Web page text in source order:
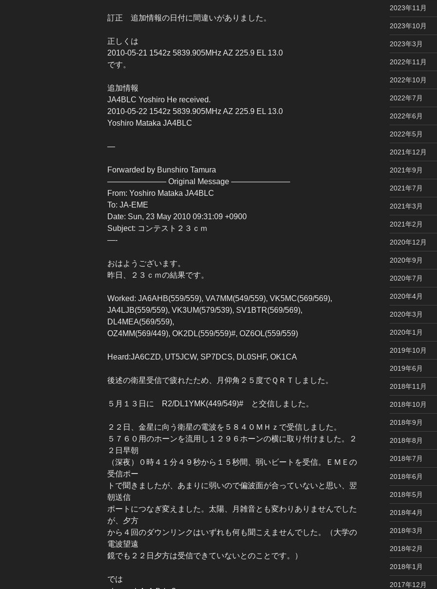
訂正 追加情報の日付に間違いがありました。
正しくは
2010-05-21 1542z 5839.905MHz AZ 225.9 EL 13.0
です。
追加情報
JA4BLC Yoshiro He received.
2010-05-22 1542z 5839.905MHz AZ 225.9 EL 13.0
Yoshiro Mataka JA4BLC
—
Forwarded by Bunshiro Tamura
———————– Original Message ———————–
From: Yoshiro Mataka JA4BLC
To: JA-EME
Date: Sun, 23 May 2010 09:31:09 +0900
Subject: コンテスト２３ｃｍ
—-
おはようございます。
昨日、２３ｃｍの結果です。
Worked: JA6AHB(559/559), VA7MM(549/559), VK5MC(569/569),
JA4LJB(559/559), VK3UM(579/539), SV1BTR(569/569),
DL4MEA(569/559),
OZ4MM(569/449), OK2DL(559/559)#, OZ6OL(559/559)
Heard:JA6CZD, UT5JCW, SP7DCS, DL0SHF, OK1CA
後述の衛星受信で疲れたため、月仰角２５度でＱＲＴしました。
５月１３日に R2/DL1YMK(449/549)# と交信しました。
２２日、金星に向う衛星の電波を５８４０ＭＨｚで受信しました。
５７６０用のホーンを流用し１２９６ホーンの横に取り付けました。２
２日早朝
（深夜）０時４１分４９秒から１５秒間、弱いビートを受信。ＥＭＥの
受信ポー
トで聞きましたが、あまりに弱いので偏波面が合っていないと思い、翌
朝送信
ポートにつなぎ変えました。太陽、月雑音とも変わりありませんでした
が、夕方
から４回のダウンリンクはいずれも何も聞こえませんでした。（大学の
電波望遠
鏡でも２２日夕方は受信できていないとのことです。）
では
2023年11月
2023年10月
2023年3月
2022年11月
2022年10月
2022年7月
2022年6月
2022年5月
2021年12月
2021年9月
2021年7月
2021年3月
2021年2月
2020年12月
2020年9月
2020年7月
2020年4月
2020年3月
2020年1月
2019年10月
2019年6月
2018年11月
2018年10月
2018年9月
2018年8月
2018年7月
2018年6月
2018年5月
2018年4月
2018年3月
2018年2月
2018年1月
2017年12月